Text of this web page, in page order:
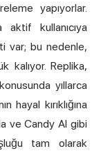
yapıyorlar.
kullanıcıya
var; bu nedenle,
kalıyor. Replika,
yıllarca
hayal kırıklığına
veCandy AI gibi
tam olarak